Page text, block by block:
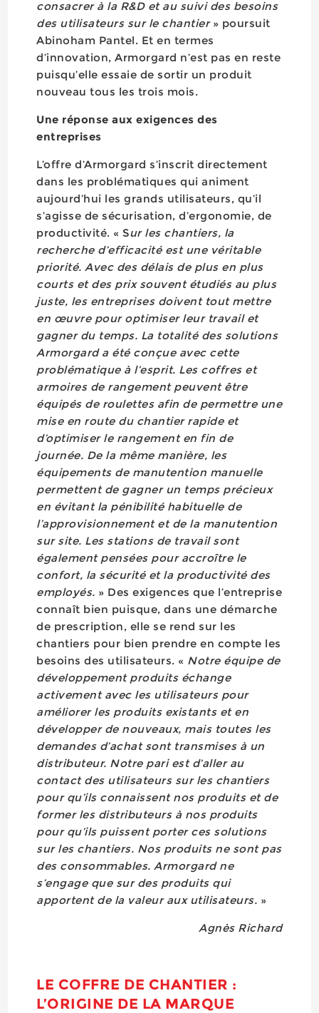
consacrer à la R&D et au suivi des besoins
des utilisateurs sur le chantier» poursuit
Abinoham Pantel. Et en termes
d’innovation, Armorgard n’est pas en reste
puisqu’elle essaie de sortir un produit
nouveau tous les trois mois.
Une réponse aux exigences des
entreprises
L’offre d’Armorgard s’inscrit directement
dans les problématiques qui animent
aujourd’hui les grands utilisateurs, qu’il
s’agisse de sécurisation, d’ergonomie, de
productivité. « Sur les chantiers, la
recherche d’efficacité est une véritable
priorité. Avec des délais de plus en plus
courts et des prix souvent étudiés au plus
juste, les entreprises doivent tout mettre
en œuvre pour optimiser leur travail et
gagner du temps. La totalité des solutions
Armorgard a été conçue avec cette
problématique à l’esprit. Les coffres et
armoires de rangement peuvent être
équipés de roulettes afin de permettre une
mise en route du chantier rapide et
d’optimiser le rangement en fin de
journée. De la même manière, les
équipements de manutention manuelle
permettent de gagner un temps précieux
en évitant la pénibilité habituelle de
l’approvisionnement et de la manutention
sur site. Les stations de travail sont
également pensées pour accroître le
confort, la sécurité et la productivité des
employés. » Des exigences que l’entreprise
connaît bien puisque, dans une démarche
de prescription, elle se rend sur les
chantiers pour bien prendre en compte les
besoins des utilisateurs. « Notre équipe de
développement produits échange
activement avec les utilisateurs pour
améliorer les produits existants et en
développer de nouveaux, mais toutes les
demandes d’achat sont transmises à un
distributeur. Notre pari est d’aller au
contact des utilisateurs sur les chantiers
pour qu’ils connaissent nos produits et de
former les distributeurs à nos produits
pour qu’ils puissent porter ces solutions
sur les chantiers. Nos produits ne sont pas
des consommables. Armorgard ne
s’engage que sur des produits qui
apportent de la valeur aux utilisateurs. »
Agnès Richard
LE COFFRE DE CHANTIER :
L’ORIGINE DE LA MARQUE